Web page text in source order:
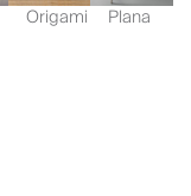
Origami Plana